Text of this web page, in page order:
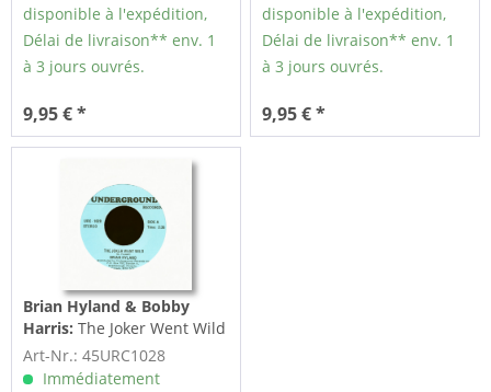
disponible à l'expédition,
Délai de livraison** env. 1
à 3 jours ouvrés.
9,95 € *
disponible à l'expédition,
Délai de livraison** env. 1
à 3 jours ouvrés.
9,95 € *
Brian Hyland & Bobby
Harris:The Joker Went Wild
- Mr. Success(7inch, 45rpm)
Art-Nr.: 45URC1028
Immédiatement